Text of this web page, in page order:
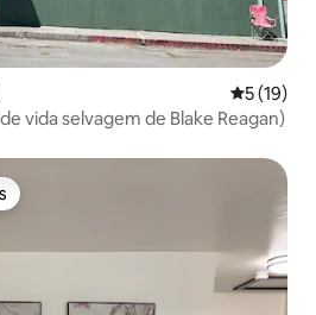
5 de uma
5 (19)
vida selvagem de Blake Reagan)